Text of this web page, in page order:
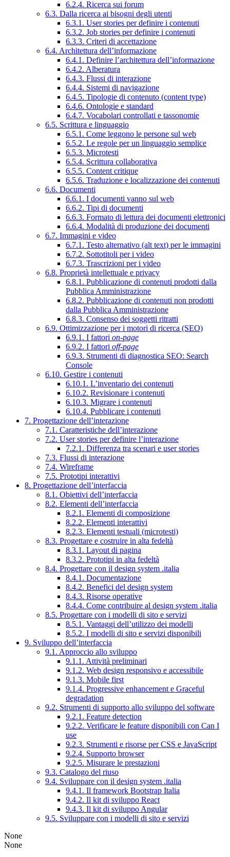
6.2.4. Ricerca sui forum
6.3. Dalla ricerca ai bisogni degli utenti
6.3.1. User stories per definire i contenuti
6.3.2. Job stories per definire i contenuti
6.3.3. Criteri di accettazione
6.4. Architettura dell’informazione
6.4.1. Definire l’architettura dell’informazione
6.4.2. Alberatura
6.4.3. Flussi di interazione
6.4.4. Sistemi di navigazione
6.4.5. Tipologie di contenuto (content type)
6.4.6. Ontologie e standard
6.4.7. Vocabolari controllati e tassonomie
6.5. Scrittura e linguaggio
6.5.1. Come leggono le persone sul web
6.5.2. Le regole per un linguaggio semplice
6.5.3. Microtesti
6.5.4. Scrittura collaborativa
6.5.5. Content critique
6.5.6. Traduzione e localizzazione dei contenuti
6.6. Documenti
6.6.1. I documenti vanno sul web
6.6.2. Tipi di documenti
6.6.3. Formato di lettura dei documenti elettronici
6.6.4. Modalità di produzione dei documenti
6.7. Immagini e video
6.7.1. Testo alternativo (alt text) per le immagini
6.7.2. Sottotitoli per i video
6.7.3. Trascrizioni per i video
6.8. Proprietà intellettuale e privacy
6.8.1. Pubblicazione di contenuti prodotti dalla
Pubblica Amministrazione
6.8.2. Pubblicazione di contenuti non prodotti
dalla Pubblica Amministrazione
6.8.3. Consenso dei soggetti ritratti
6.9. Ottimizzazione per i motori di ricerca (SEO)
6.9.1. I fattori on-page
6.9.2. I fattori off-page
6.9.3. Strumenti di diagnostica SEO: Search
Console
6.10. Gestire i contenuti
6.10.1. L’inventario dei contenuti
6.10.2. Revisionare i contenuti
6.10.3. Migrare i contenuti
6.10.4. Pubblicare i contenuti
7. Progettazione dell’interazione
7.1. Caratteristiche dell’interazione
7.2. User stories per definire l’interazione
7.2.1. Differenza tra scenari e user stories
7.3. Flussi di interazione
7.4. Wireframe
7.5. Prototipi interattivi
8. Progettazione dell’interfaccia
8.1. Obiettivi dell’interfaccia
8.2. Elementi dell’interfaccia
8.2.1. Elementi di composizione
8.2.2. Elementi interattivi
8.2.3. Elementi testuali (microtesti)
8.3. Progettare e costruire in alta fedeltà
8.3.1. Layout di pagina
8.3.2. Prototipi in alta fedeltà
8.4. Progettare con il design system .italia
8.4.1. Documentazione
8.4.2. Benefici del design system
8.4.3. Risorse operative
8.4.4. Come contribuire al design system .italia
8.5. Progettare con i modelli di sito e servizi
8.5.1. Vantaggi dell’utilizzo dei modelli
8.5.2. I modelli di sito e servizi disponibili
9. Sviluppo dell’interfaccia
9.1. Approccio allo sviluppo
9.1.1. Attività preliminari
9.1.2. Web design responsivo e accessibile
9.1.3. Mobile first
9.1.4. Progressive enhancement e Graceful
degradation
9.2. Strumenti di supporto allo sviluppo del software
9.2.1. Feature detection
9.2.2. Verificare le feature disponibili con Can I
use
9.2.3. Strumenti e risorse per CSS e JavaScript
9.2.4. Supporto browser
9.2.5. Misurare le prestazioni
9.3. Catalogo del riuso
9.4. Sviluppare con il design system .italia
9.4.1. Il framework Bootstrap Italia
9.4.2. Il kit di sviluppo React
9.4.3. Il kit di sviluppo Angular
9.5. Sviluppare con i modelli di sito e servizi
None
None